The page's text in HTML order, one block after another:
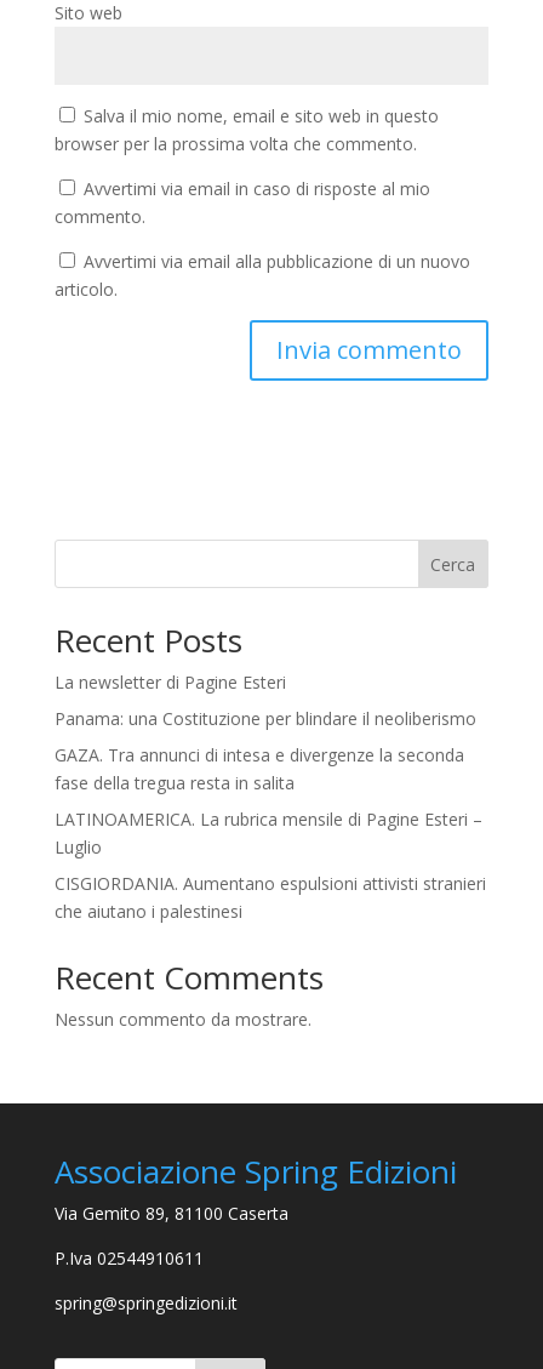
Sito web
Salva il mio nome, email e sito web in questo
browser per la prossima volta che commento.
Avvertimi via email in caso di risposte al mio
commento.
Avvertimi via email alla pubblicazione di un nuovo
articolo.
Cerca
Recent Posts
La newsletter di Pagine Esteri
Panama: una Costituzione per blindare il neoliberismo
GAZA. Tra annunci di intesa e divergenze la seconda
fase della tregua resta in salita
LATINOAMERICA. La rubrica mensile di Pagine Esteri –
Luglio
CISGIORDANIA. Aumentano espulsioni attivisti stranieri
che aiutano i palestinesi
Recent Comments
Nessun commento da mostrare.
Associazione Spring Edizioni
Via Gemito 89, 81100 Caserta
P.Iva 02544910611
spring@springedizioni.it